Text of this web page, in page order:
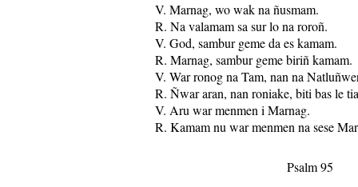
V. Marnag, wo wak na ñusmam.
R. Na valamam sa sur lo na roroñ.
V. God, sambur geme da es kamam.
R. Marnag, sambur geme biriñ kamam.
V. War ronog na Tam, nan na
R. Ñwar aran, nan roniake, biti bas le
V. Aru war menmen i Marnag.
R. Kamam nu war menmen na sese
Psalm 95